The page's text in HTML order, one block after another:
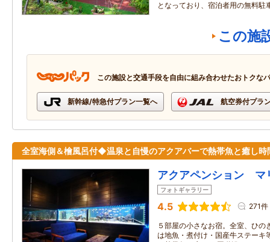
となっており、宿泊者用の無料駐
この施
この施設と交通手段を自由に組み合わせたおトクな
新幹線/特急付プラン一覧へ 航空券付プラ
全室海側＆檜風呂付◆温泉と自慢のアクアバーで熱帯魚と癒し時
アクアペンション マ
フォトギャラリー
4.5 271件
５部屋の小さなお宿。全室、ひの
は地魚・煮付け・国産牛ステーキ